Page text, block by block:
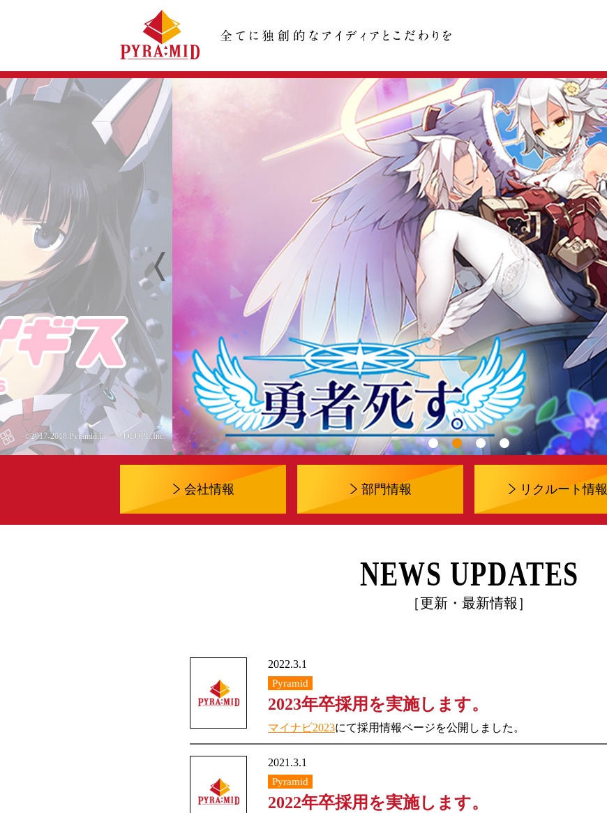
©2017-2018 Pyramid,Inc. / COLOPL,Inc.
会社情報 部門情報 リクルート情報
NEWS UPDATES
［更新・最新情報］
2022.3.1
Pyramid
2023年卒採用を実施します。
マイナビ2023にて採用情報ページを公開しました。
2021.3.1
Pyramid
2022年卒採用を実施します。